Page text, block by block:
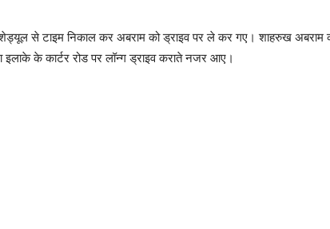
से टाइम निकाल कर अबराम को ड्राइव पर ले कर गए। शाहरुख अबराम
इलाके के कार्टर रोड पर लॉन्ग ड्राइव कराते नजर आए।